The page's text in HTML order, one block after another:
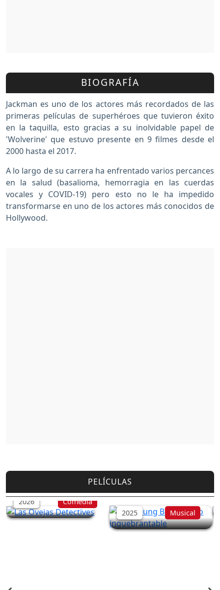
BIOGRAFÍA
Jackman es uno de los actores más recordados de las
primeras películas de superhéroes que tuvieron éxito
en la taquilla, esto gracias a su inolvidable papel de
'Wolverine' que estuvo presente en 9 filmes desde el
2000 hasta el 2017.
A lo largo de su carrera ha enfrentado varios percances
en la salud (basalioma, hemorragia en las cuerdas
vocales y COVID-19) pero esto no le ha impedido
transformarse en uno de los actores más conocidos de
Hollywood.
PELÍCULAS
Las Ovejas Detectives
2026 Comedia
Song Sung Blue: Sueño
inquebrantable
2025 Musical